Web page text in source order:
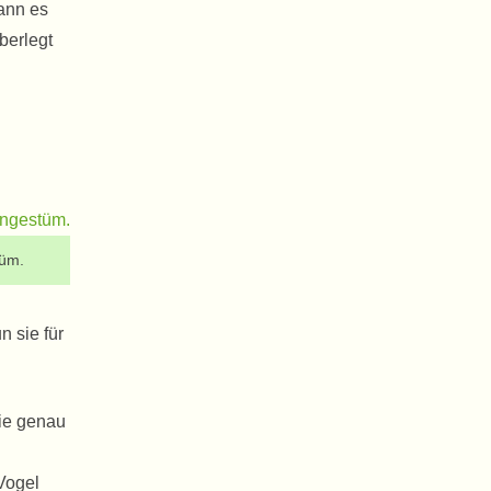
es
sie für
genau